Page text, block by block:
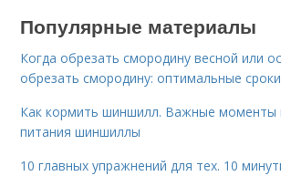
Популярные материалы
Когда обрезать смородину весной или
обрезать смородину: оптимальные сроки
Как кормить шиншилл. Важные моменты
питания шиншиллы
10 главных упражнений для тех. 10